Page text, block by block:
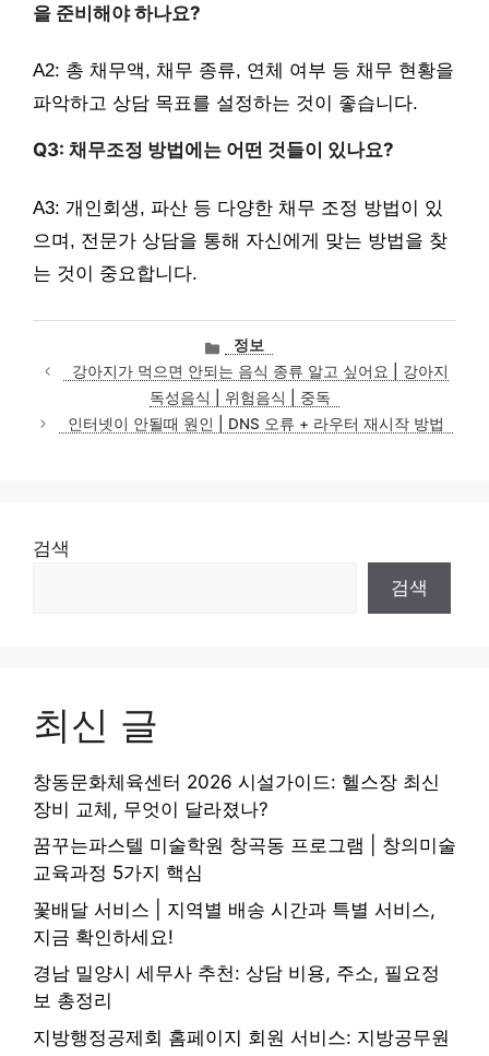
을 준비해야 하나요?
A2: 총 채무액, 채무 종류, 연체 여부 등 채무 현황을
파악하고 상담 목표를 설정하는 것이 좋습니다.
Q3: 채무조정 방법에는 어떤 것들이 있나요?
A3: 개인회생, 파산 등 다양한 채무 조정 방법이 있
으며, 전문가 상담을 통해 자신에게 맞는 방법을 찾
는 것이 중요합니다.
카
고
리
정보
강아지가 먹으면 안되는 음식 종류 알고 싶어요 | 강아지
독성음식 | 위험음식 | 중독
인터넷이 안될때 원인 | DNS 오류 + 라우터 재시작 방법
검색
검색
최신 글
창동문화체육센터 2026 시설가이드: 헬스장 최신
장비 교체, 무엇이 달라졌나?
꿈꾸는파스텔 미술학원 창곡동 프로그램 | 창의미술
교육과정 5가지 핵심
꽃배달 서비스 | 지역별 배송 시간과 특별 서비스,
지금 확인하세요!
경남 밀양시 세무사 추천: 상담 비용, 주소, 필요정
보 총정리
지방행정공제회 홈페이지 회원 서비스: 지방공무원